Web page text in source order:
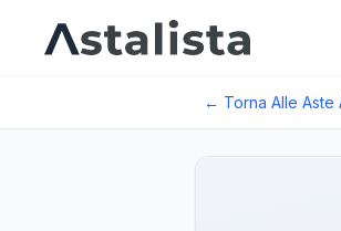
← Torna Alle Aste